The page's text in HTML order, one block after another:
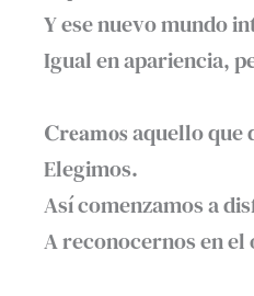
Y ese nuevo mundo
Igual en apariencia,
𝐂𝐫𝐞𝐚𝐦𝐨𝐬 aquello que
Elegimos.⁣
Así comenzamos a
A reconocernos en